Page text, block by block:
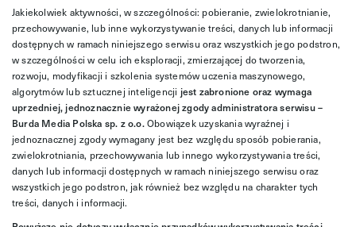
Jakiekolwiek aktywności, w szczególności: pobieranie, zwielokrotnianie,
przechowywanie, lub inne wykorzystywanie treści, danych lub informacji
dostępnych w ramach niniejszego serwisu oraz wszystkich jego podstron,
w szczególności w celu ich eksploracji, zmierzającej do tworzenia,
rozwoju, modyfikacji i szkolenia systemów uczenia maszynowego,
algorytmów lub sztucznej inteligencji jest zabronione oraz wymaga
uprzedniej, jednoznacznie wyrażonej zgody administratora serwisu –
Burda Media Polska sp. z o.o.Obowiązek uzyskania wyraźnej i
jednoznacznej zgody wymagany jest bez względu sposób pobierania,
zwielokrotniania, przechowywania lub innego wykorzystywania treści,
danych lub informacji dostępnych w ramach niniejszego serwisu oraz
wszystkich jego podstron, jak również bez względu na charakter tych
treści, danych i informacji.